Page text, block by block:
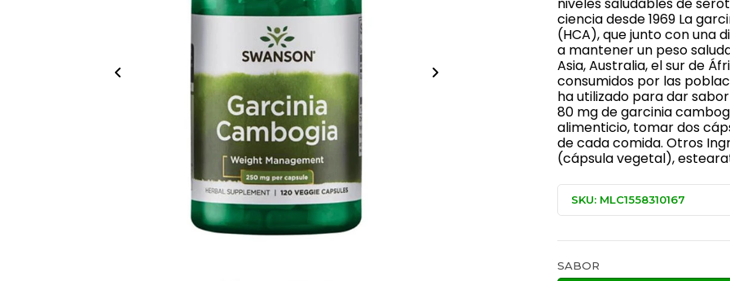
niveles saludables de
ciencia desde 1969 La
(HCA), que junto con una
a mantener un peso
Asia, Australia, el sur de
consumidos por las
ha utilizado para dar
80 mg de garcinia
alimenticio, tomar dos
de cada comida. Otros
(cápsula vegetal),
SKU: MLC1558310167
SABOR